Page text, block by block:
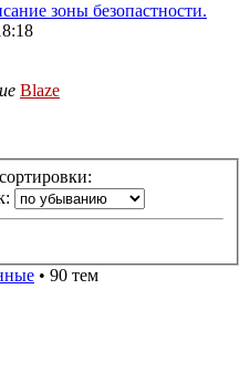
зоны безопастности.
Blaze
• 90 тем